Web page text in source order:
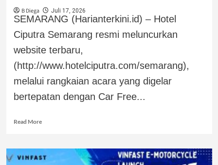
B Diega Juli 17, 2026
SEMARANG (Harianterkini.id) – Hotel
Ciputra Semarang resmi meluncurkan
website terbaru,
(http://www.hotelciputra.com/semarang),
melalui rangkaian acara yang digelar
bertepatan dengan Car Free...
Read More